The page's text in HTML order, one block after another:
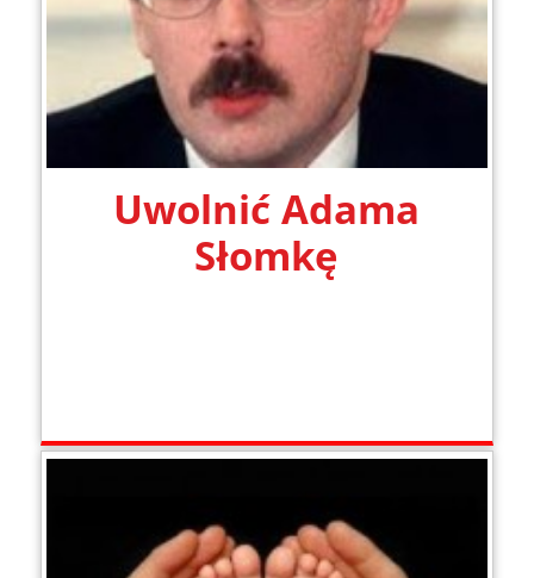
Uwolnić Adama
Słomkę